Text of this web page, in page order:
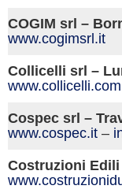
COGIM srl –
www.cogimsrl.it
Collicelli srl –
www.collicelli.com
Cospec srl –
www.cospec.it –
Costruzioni